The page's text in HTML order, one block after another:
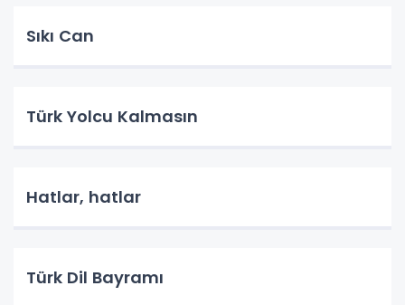
Sıkı Can
Türk Yolcu Kalmasın
Hatlar, hatlar
Türk Dil Bayramı